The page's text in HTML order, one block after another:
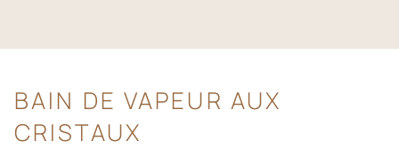
BAIN DE VAPEUR AUX
CRISTAUX